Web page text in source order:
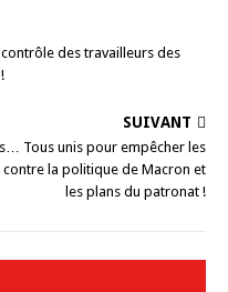
des travailleurs des
SUIVANT
Tous unis pour empêcher les
contre la politique de Macron et
les plans du patronat !